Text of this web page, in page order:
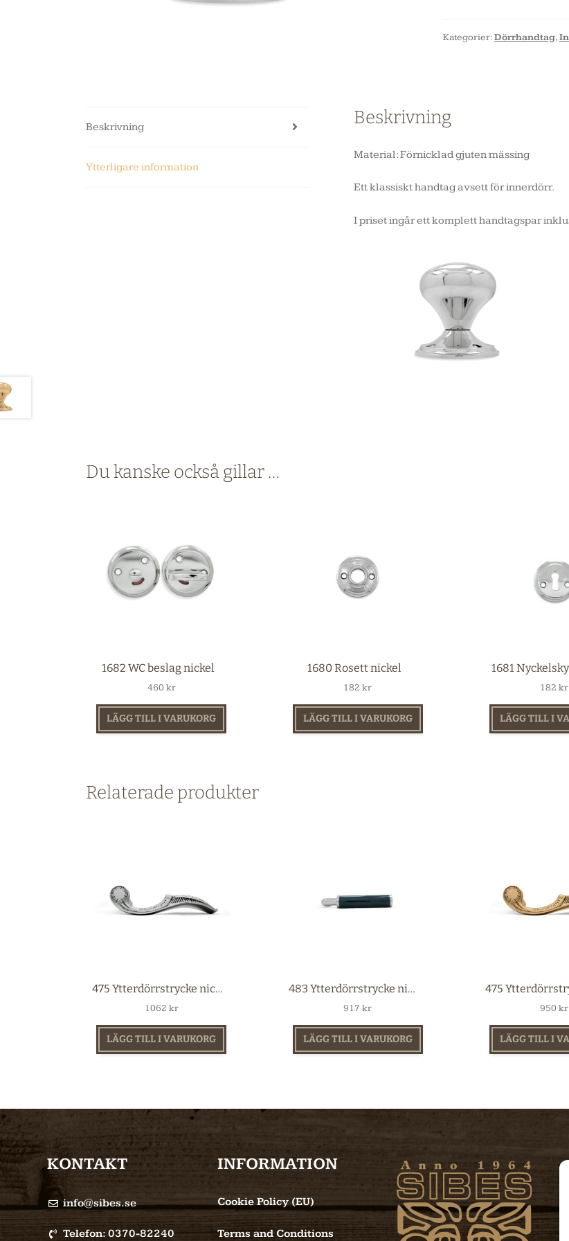
Kategorier:Dörrhandtag,
Beskrivning
Ytterligare information
Beskrivning
Material: Förnicklad gjuten mässing
Ett klassiskt handtag avsett för innerdörr.
I priset ingår ett komplett handtagspar
Du kanske också gillar …
1682 WC beslag nickel
460 kr
LÄGG TILL I VARUKORG
1680 Rosett nickel
182kr
LÄGG TILL I VARUKORG
1681
182kr
LÄGG TILL I
Relaterade produkter
475 Ytterdörrstrycke nickel
1062 kr
LÄGG TILL I VARUKORG
483 Ytterdörrstrycke nickel
917kr
LÄGG TILL I VARUKORG
950kr
LÄGG TILL I
KONTAKT
info@sibes.se
Telefon: 0370-82240
INFORMATION
Cookie Policy (EU)
Terms and Conditions